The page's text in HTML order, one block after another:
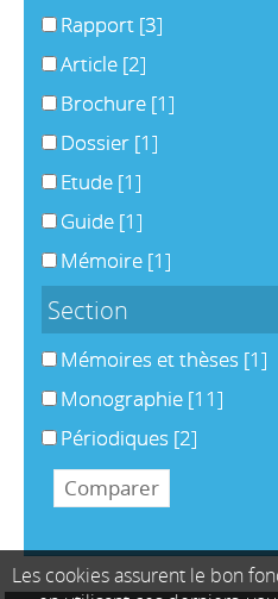
Rapport [3]
Article [2]
Brochure [1]
Dossier [1]
Etude [1]
Guide [1]
Mémoire [1]
Section
Mémoires et thèses [1]
Monographie [11]
Périodiques [2]
Les cookies assurent le bon